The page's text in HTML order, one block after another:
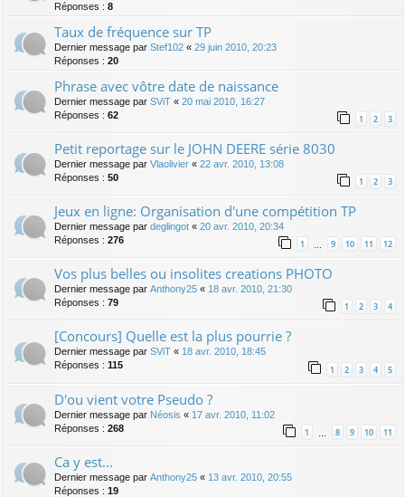
Réponses : 8
Taux de fréquence sur TP
Dernier message par Stef102 « 29 juin 2010, 20:23
Réponses : 20
Phrase avec vôtre date de naissance
Dernier message par SViT « 20 mai 2010, 16:27
Réponses : 62 1 2 3
Petit reportage sur le JOHN DEERE série 8030
Dernier message par Vlaolivier « 22 avr. 2010, 13:08
Réponses : 50 1 2 3
Jeux en ligne: Organisation d'une compétition TP
Dernier message par deglingot « 20 avr. 2010, 20:34
Réponses : 276 1 … 9 10 11 12
Vos plus belles ou insolites creations PHOTO
Dernier message par Anthony25 « 18 avr. 2010, 21:30
Réponses : 79 1 2 3 4
[Concours] Quelle est la plus pourrie ?
Dernier message par SViT « 18 avr. 2010, 18:45
Réponses : 115 1 2 3 4 5
D'ou vient votre Pseudo ?
Dernier message par Néosis « 17 avr. 2010, 11:02
Réponses : 268 1 8 9 10 11
Ca y est...
Dernier message par Anthony25 « 13 avr. 2010, 20:55
Réponses : 19